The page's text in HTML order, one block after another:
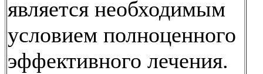
является необходимым
условием полноценного
эффективного лечения.